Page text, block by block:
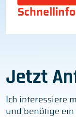
Jetzt
Ich interessiere
und benötige